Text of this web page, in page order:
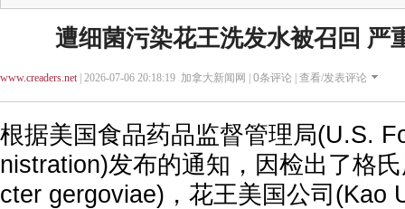
遭细菌污染花王洗发水被召回 严
www.creaders.net| 2026-07-06 20:18:19 加拿大新闻网 | 0条评论 | 查看/发表评论
根据美国食品药品监督管理局(U.S.
nistration)发布的通知，因检出了格
cter gergoviae)，花王美国公司(Kao